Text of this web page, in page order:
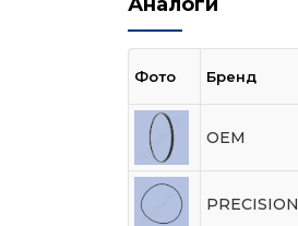
Фото Бренд
OEM
PRECISION